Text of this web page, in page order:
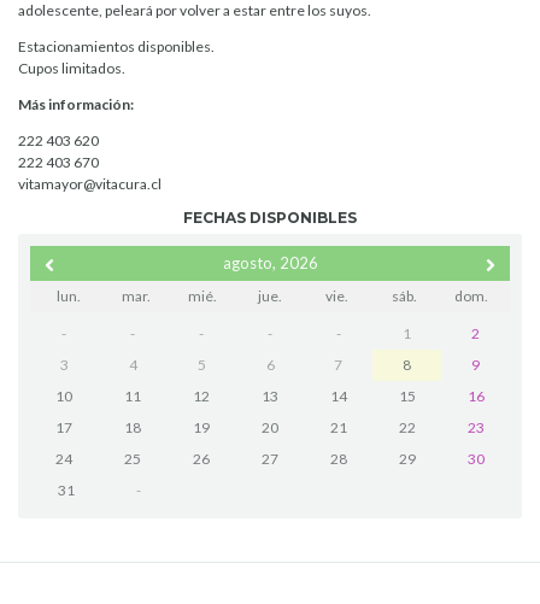
adolescente, peleará por volver a estar entre los suyos.
Estacionamientos disponibles.
Cupos limitados.
Más información:
222 403 620
222 403 670
vitamayor@vitacura.cl
FECHAS DISPONIBLES
agosto, 2026
lun. mar. mié. jue. vie. sáb. dom.
- - - - - 1
2
3
4 5 6 7 8
9
10
11 12 13 14 15
16
17
18 19 20 21 22
23
24
25 26 27 28 29
30
31
-